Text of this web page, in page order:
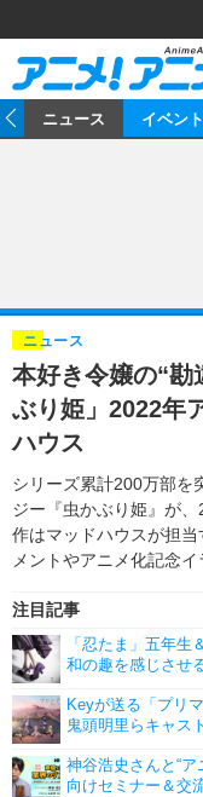
ゲーム
イベント
海外イベント
俳優・タレント
アニメ
ゲーム
動画
アニメ！アニメ！
連載・コラム
ニュース イベン
本好き令嬢の“勘
ぶり姫」2022年
ハウス
シリーズ累計200万部を
ジー『虫かぶり姫』が
作はマッドハウスが担
メントやアニメ化記念イ
ニュース
注目記事
「忍たま」五年
和の趣を感じさせ
Keyが送る「プリ
鬼頭明里らキャス
神谷浩史さんと“
向けセミナー＆交